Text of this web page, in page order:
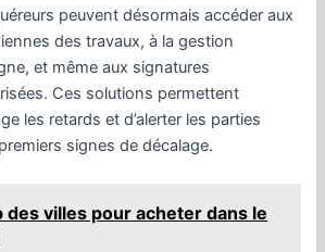
peuvent désormais accéder aux
des travaux, à la gestion
et même aux signatures
Ces solutions permettent
les retards et d’alerter les parties
signes de décalage.
des villes pour acheter dans le